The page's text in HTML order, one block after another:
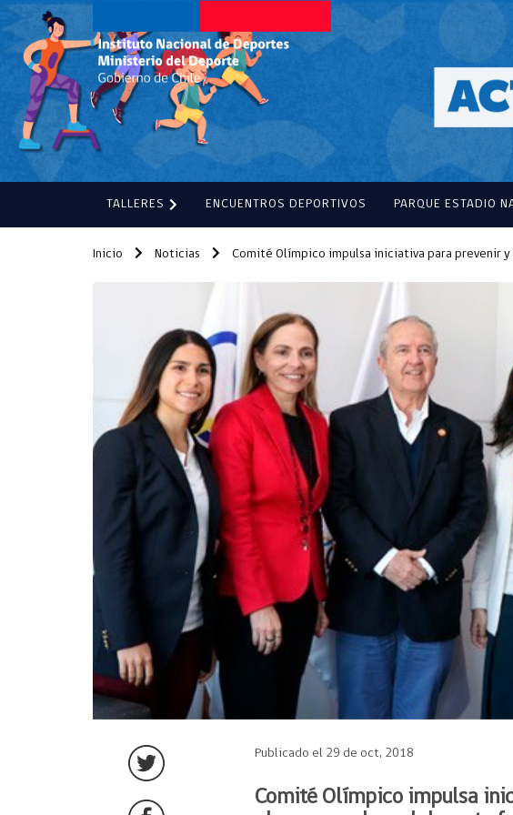
TALLERES ENCUENTROS DEPORTIVOS PARQUE ESTADIO
Inicio Noticias Comité Olímpico impulsa iniciativa para prevenir
Publicado el 29 de oct, 2018
Comité Olímpico impulsa